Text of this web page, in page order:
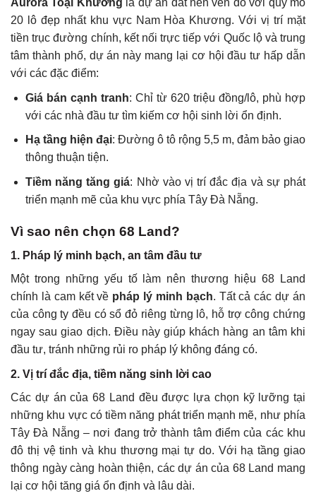
Aurora Toại Khương
là dự án đất nền ven đô với quy mô
20 lô đẹp nhất khu vực Nam Hòa Khương. Với vị trí mặt
tiền trục đường chính, kết nối trực tiếp với Quốc lộ và trung
tâm thành phố, dự án này mang lại cơ hội đầu tư hấp dẫn
với các đặc điểm:
Giá bán cạnh tranh: Chỉ từ 620 triệu đồng/lô, phù hợp
với các nhà đầu tư tìm kiếm cơ hội sinh lời ổn định.
Hạ tầng hiện đại: Đường ô tô rộng 5,5 m, đảm bảo giao
thông thuận tiện.
Tiềm năng tăng giá: Nhờ vào vị trí đắc địa và sự phát
triển mạnh mẽ của khu vực phía Tây Đà Nẵng.
Vì sao nên chọn 68 Land?
1. Pháp lý minh bạch, an tâm đầu tư
Một trong những yếu tố làm nên thương hiệu 68 Land
chính là cam kết về pháp lý minh bạch. Tất cả các dự án
của công ty đều có sổ đỏ riêng từng lô, hỗ trợ công chứng
ngay sau giao dịch. Điều này giúp khách hàng an tâm khi
đầu tư, tránh những rủi ro pháp lý không đáng có.
2. Vị trí đắc địa, tiềm năng sinh lời cao
Các dự án của 68 Land đều được lựa chọn kỹ lưỡng tại
những khu vực có tiềm năng phát triển mạnh mẽ, như phía
Tây Đà Nẵng – nơi đang trở thành tâm điểm của các khu
đô thị vệ tinh và khu thương mại tự do. Với hạ tầng giao
thông ngày càng hoàn thiện, các dự án của 68 Land mang
lại cơ hội tăng giá ổn định và lâu dài.